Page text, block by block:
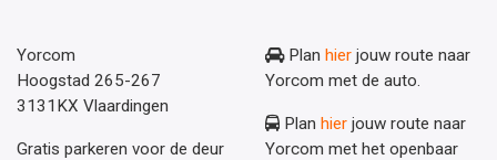
Yorcom
Hoogstad 265-267
3131KX Vlaardingen
Gratis parkeren voor de deur
Plan hier jouw route naar
Yorcom met de auto.
Plan hier jouw route naar
Yorcom met het openbaar